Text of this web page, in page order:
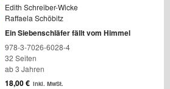
Edith Schreiber-Wicke
Raffaela Schöbitz
Ein Siebenschläfer fällt vom Himmel
978-3-7026-6028-4
32 Seiten
ab 3 Jahren
18,00€ inkl. MwSt.